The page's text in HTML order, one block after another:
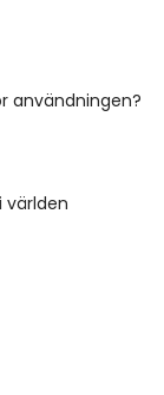
användningen?
världen